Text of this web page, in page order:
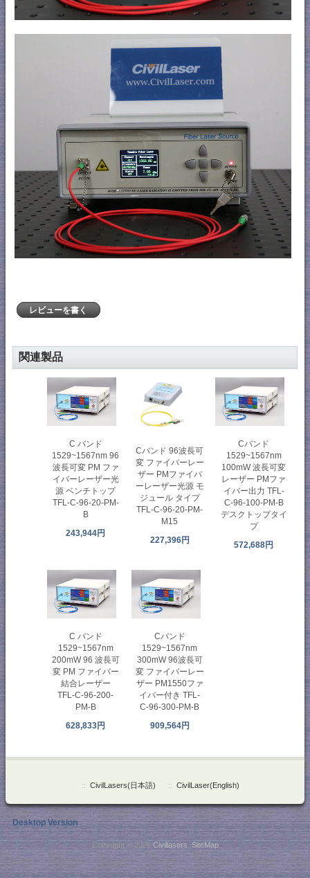
レビューを書く
関連製品
C バンド
1529~1567nm 96
波長可変 PM ファ
イバーレーザー光
源 ベンチトップ
TFL-C-96-20-PM-
B
243,944円
Cバンド 96波長可
変 ファイバーレー
ザー PMファイバ
ーレーザー光源 モ
ジュール タイプ
TFL-C-96-20-PM-
M15
227,396円
Cバンド
1529~1567nm
100mW 波長可変
レーザー PMファ
イバー出力 TFL-
C-96-100-PM-B
デスクトップタイ
プ
572,688円
C バンド
1529~1567nm
200mW 96 波長可
変 PM ファイバー
結合レーザー
TFL-C-96-200-
PM-B
628,833円
Cバンド
1529~1567nm
300mW 96波長可
変 ファイバーレー
ザー PM1550ファ
イバー付き TFL-
C-96-300-PM-B
909,564円
:: CivilLasers(日本語) :: CivilLaser(English)
Desktop Version
Copyright © 2026 Civillasers SiteMap